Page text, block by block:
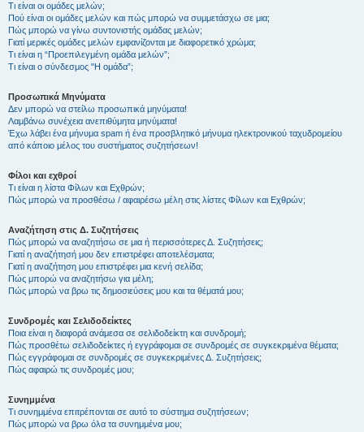
Τι είναι οι ομάδες μελών;
Πού είναι οι ομάδες μελών και πώς μπορώ να συμμετάσχω σε μια;
Πώς μπορώ να γίνω συντονιστής ομάδας μελών;
Γιατί μερικές ομάδες μελών εμφανίζονται με διαφορετικό χρώμα;
Τι είναι η “Προεπιλεγμένη ομάδα μελών”;
Τι είναι ο σύνδεσμος "Η ομάδα”;
Προσωπικά Μηνύματα
Δεν μπορώ να στείλω προσωπικά μηνύματα!
Λαμβάνω συνέχεια ανεπιθύμητα μηνύματα!
Έχω λάβει ένα μήνυμα spam ή ένα προσβλητικό μήνυμα ηλεκτρονικού ταχυδρομείου
από κάποιο μέλος του συστήματος συζητήσεων!
Φίλοι και εχθροί
Τι είναι η λίστα Φίλων και Εχθρών;
Πώς μπορώ να προσθέσω / αφαιρέσω μέλη στις λίστες Φίλων και Εχθρών;
Αναζήτηση στις Δ. Συζητήσεις
Πώς μπορώ να αναζητήσω σε μια ή περισσότερες Δ. Συζητήσεις;
Γιατί η αναζήτησή μου δεν επιστρέφει αποτελέσματα;
Γιατί η αναζήτηση μου επιστρέφει μια κενή σελίδα;
Πώς μπορώ να αναζητήσω για μέλη;
Πώς μπορώ να βρω τις δημοσιεύσεις μου και τα θέματά μου;
Συνδρομές και Σελιδοδείκτες
Ποια είναι η διαφορά ανάμεσα σε σελιδοδείκτη και συνδρομή;
Πώς προσθέτω σελιδοδείκτες ή εγγράφομαι σε συνδρομές σε συγκεκριμένα θέματα;
Πώς εγγράφομαι σε συνδρομές σε συγκεκριμένες Δ. Συζητήσεις;
Πώς αφαιρώ τις συνδρομές μου;
Συνημμένα
Τι συνημμένα επιτρέπονται σε αυτό το σύστημα συζητήσεων;
Πώς μπορώ να βρω όλα τα συνημμένα μου;